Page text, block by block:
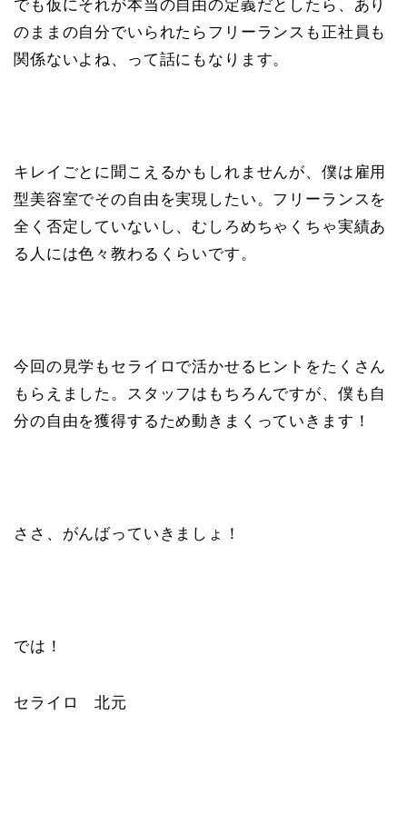
でも仮にそれが本当の自由の定義だとしたら、あり
のままの自分でいられたらフリーランスも正社員も
関係ないよね、って話にもなります。
キレイごとに聞こえるかもしれませんが、僕は雇用
型美容室でその自由を実現したい。フリーランスを
全く否定していないし、むしろめちゃくちゃ実績あ
る人には色々教わるくらいです。
今回の見学もセライロで活かせるヒントをたくさん
もらえました。スタッフはもちろんですが、僕も自
分の自由を獲得するため動きまくっていきます！
ささ、がんばっていきましょ！
では！
セライロ 北元